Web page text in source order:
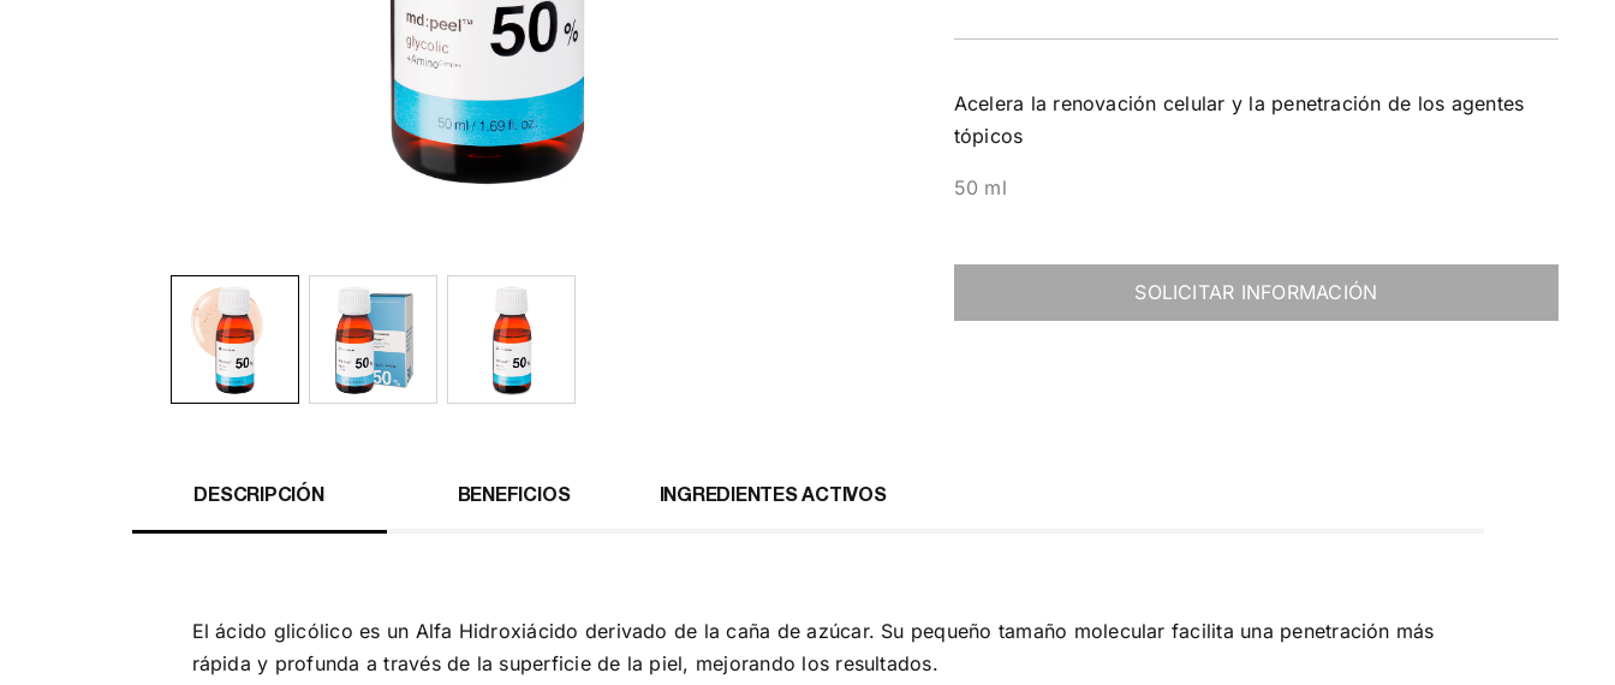
Acelera la renovación celular y la penetración de los agentes
tópicos
50 ml
SOLICITAR INFORMACIÓN
DESCRIPCIÓN BENEFICIOS INGREDIENTES ACTIVOS
El ácido glicólico es un Alfa Hidroxiácido derivado de la caña de azúcar. Su pequeño tamaño molecular facilita una penetración más
rápida y profunda a través de la superficie de la piel, mejorando los resultados.